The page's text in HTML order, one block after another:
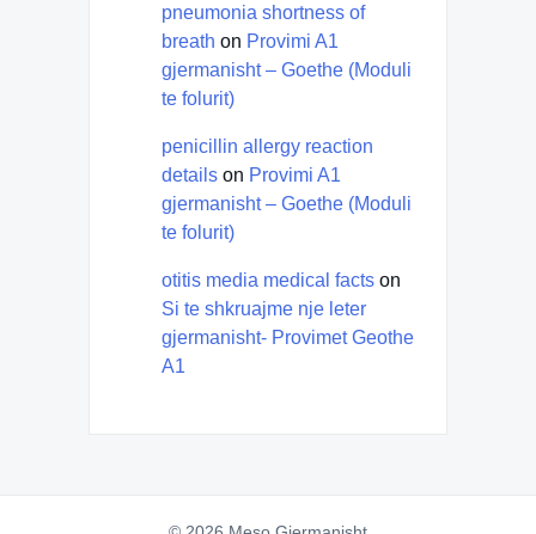
pneumonia shortness of
breath on Provimi A1
gjermanisht – Goethe (Moduli
te folurit)
penicillin allergy reaction
details on Provimi A1
gjermanisht – Goethe (Moduli
te folurit)
otitis media medical facts on
Si te shkruajme nje leter
gjermanisht- Provimet Geothe
A1